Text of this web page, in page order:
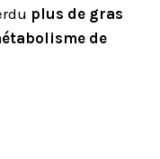
plus de gras
de